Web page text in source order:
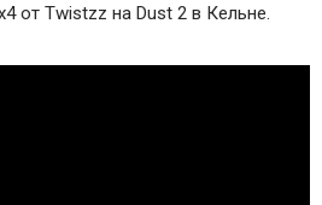
от Twistzz на Dust 2 в Кельне.